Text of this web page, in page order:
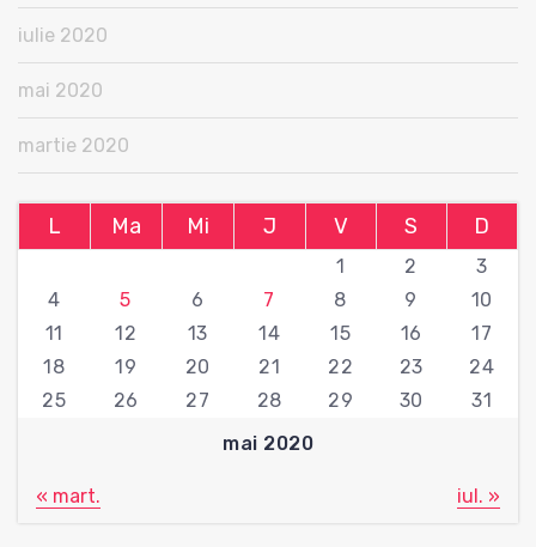
iulie 2020
mai 2020
martie 2020
mai 2020
L Ma Mi J V S D
1 2
3
4
5 6 7 8 9
10
11
12 13 14 15 16
17
18
19 20 21 22 23
24
25
26 27 28 29 30 31
« mart. iul. »